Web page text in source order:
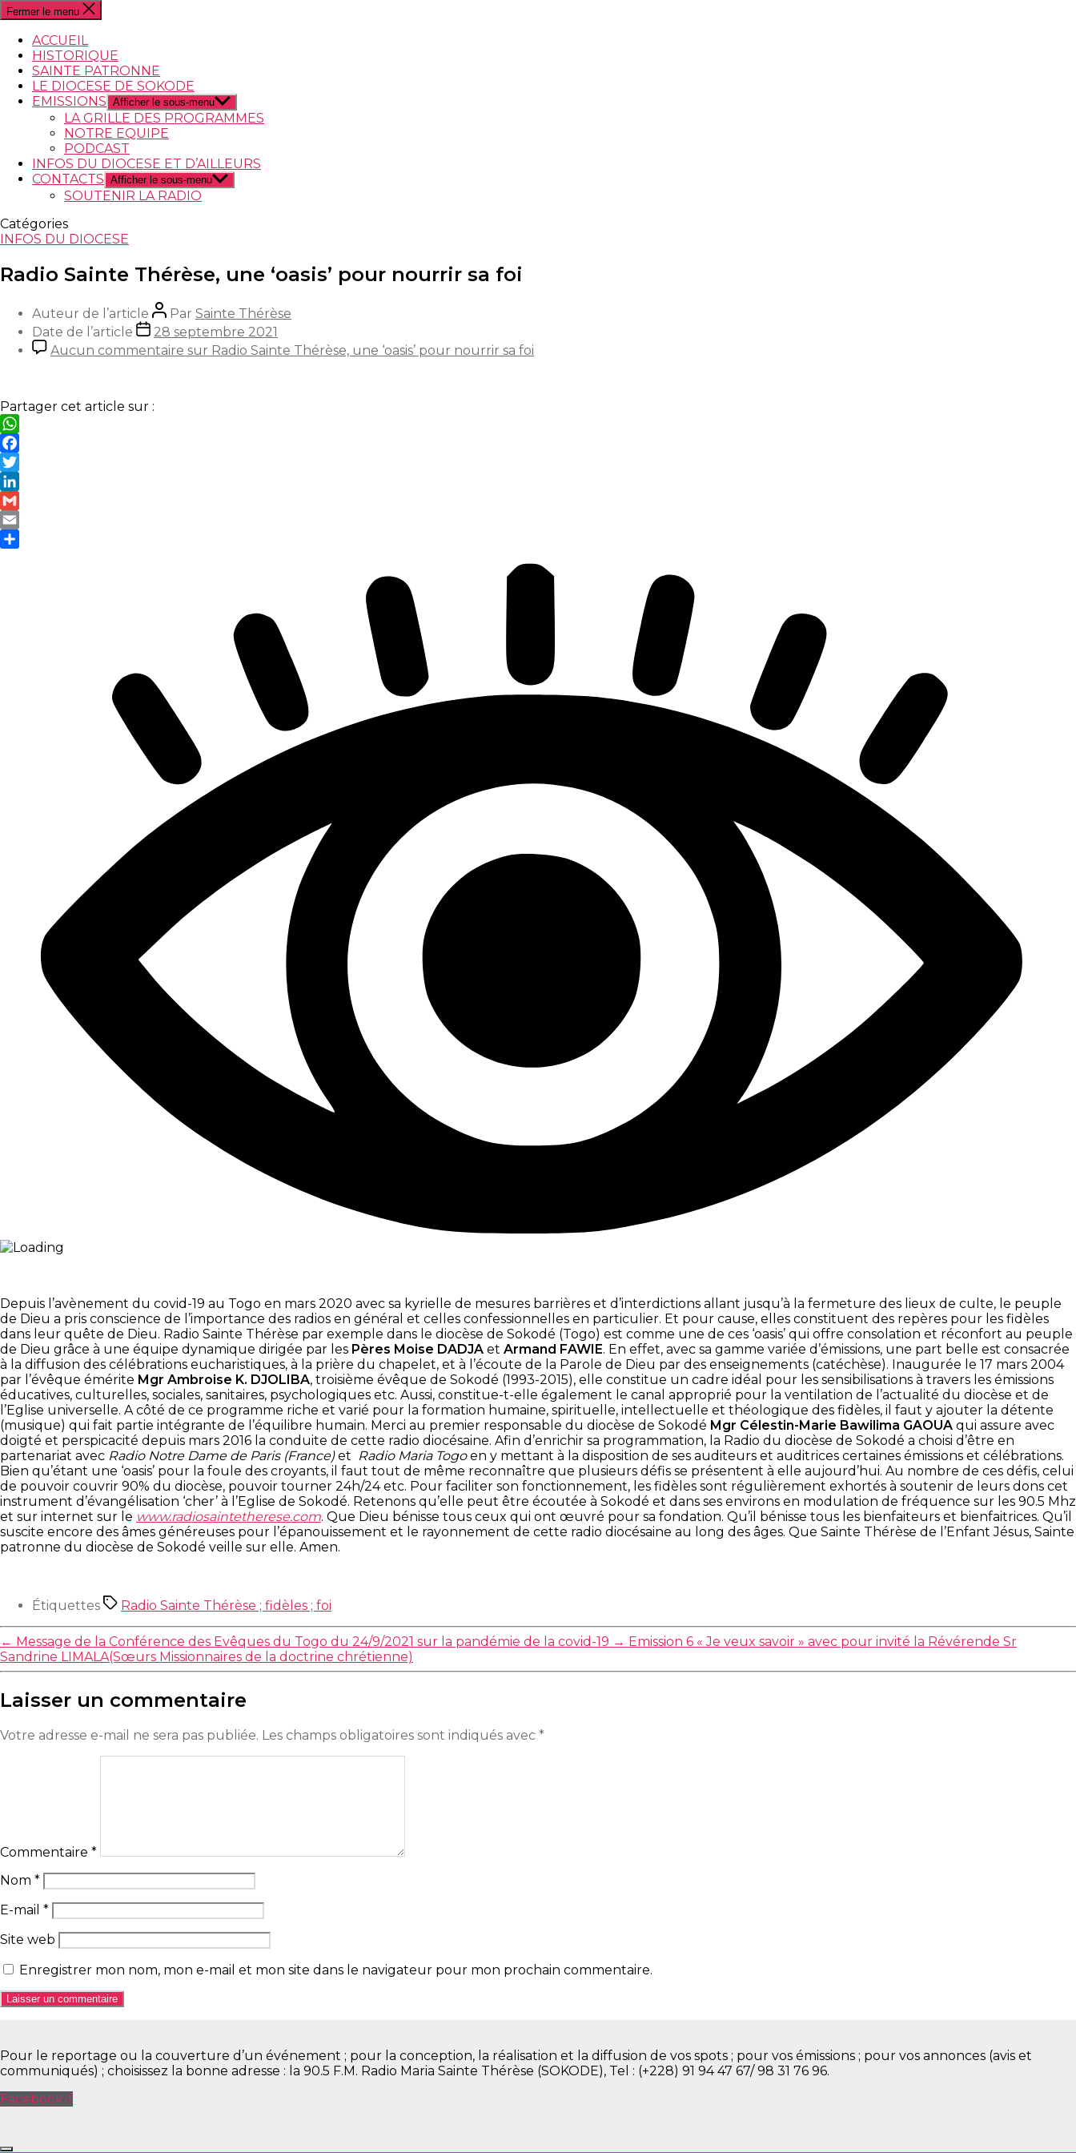
Fermer le menu
ACCUEIL
HISTORIQUE
SAINTE PATRONNE
LE DIOCESE DE SOKODE
EMISSIONS Afficher le sous-menu
LA GRILLE DES PROGRAMMES
NOTRE EQUIPE
PODCAST
INFOS DU DIOCESE ET D’AILLEURS
CONTACTS Afficher le sous-menu
SOUTENIR LA RADIO
Catégories
INFOS DU DIOCESE
Radio Sainte Thérèse, une ‘oasis’ pour nourrir sa foi
Auteur de l’article Par Sainte Thérèse
Date de l’article
28 septembre 2021
Aucun commentaire sur Radio Sainte Thérèse, une ‘oasis’ pour nourrir sa foi
Partager cet article sur :
WhatsApp
Facebook
Twitter
LinkedIn
Gmail
Email
Depuis l’avènement du covid-19 au Togo en mars 2020 avec sa kyrielle de mesures barrières et d’interdictions allant jusqu’à la fermeture des lieux de culte, le peuple
de Dieu a pris conscience de l’importance des radios en général et celles confessionnelles en particulier. Et pour cause, elles constituent des repères pour les fidèles
dans leur quête de Dieu. Radio Sainte Thérèse par exemple dans le diocèse de Sokodé (Togo) est comme une de ces ‘oasis’ qui offre consolation et réconfort au peuple
de Dieu grâce à une équipe dynamique dirigée par les Pères Moise DADJA et Armand FAWIE. En effet, avec sa gamme variée d’émissions, une part belle est consacrée
à la diffusion des célébrations eucharistiques, à la prière du chapelet, et à l’écoute de la Parole de Dieu par des enseignements (catéchèse). Inaugurée le 17 mars 2004
par l’évêque émérite Mgr Ambroise K. DJOLIBA, troisième évêque de Sokodé (1993-2015), elle constitue un cadre idéal pour les sensibilisations à travers les émissions
éducatives, culturelles, sociales, sanitaires, psychologiques etc. Aussi, constitue-t-elle également le canal approprié pour la ventilation de l’actualité du diocèse et de
l’Eglise universelle. A côté de ce programme riche et varié pour la formation humaine, spirituelle, intellectuelle et théologique des fidèles, il faut y ajouter la détente
(musique) qui fait partie intégrante de l’équilibre humain. Merci au premier responsable du diocèse de Sokodé Mgr Célestin-Marie Bawilima GAOUA qui assure avec
doigté et perspicacité depuis mars 2016 la conduite de cette radio diocésaine. Afin d’enrichir sa programmation, la Radio du diocèse de Sokodé a choisi d’être en
partenariat avec Radio Notre Dame de Paris (France)et Radio Maria Togoen y mettant à la disposition de ses auditeurs et auditrices certaines émissions et célébrations.
Bien qu’étant une ‘oasis’ pour la foule des croyants, il faut tout de même reconnaître que plusieurs défis se présentent à elle aujourd’hui. Au nombre de ces défis, celui
de pouvoir couvrir 90% du diocèse, pouvoir tourner 24h/24 etc. Pour faciliter son fonctionnement, les fidèles sont régulièrement exhortés à soutenir de leurs dons cet
instrument d’évangélisation ‘cher’ à l’Eglise de Sokodé. Retenons qu’elle peut être écoutée à Sokodé et dans ses environs en modulation de fréquence sur les 90.5 Mhz
et sur internet sur le www.radiosaintetherese.com. Que Dieu bénisse tous ceux qui ont œuvré pour sa fondation. Qu’il bénisse tous les bienfaiteurs et bienfaitrices. Qu’il
suscite encore des âmes généreuses pour l’épanouissement et le rayonnement de cette radio diocésaine au long des âges. Que Sainte Thérèse de l’Enfant Jésus, Sainte
patronne du diocèse de Sokodé veille sur elle. Amen.
Étiquettes Radio Sainte Thérèse ; fidèles ; foi
← Message de la Conférence des Evêques du Togo du 24/9/2021 sur la pandémie de la covid-19 → Emission 6 « Je veux savoir » avec pour invité la Révérende Sr
Sandrine LIMALA(Sœurs Missionnaires de la doctrine chrétienne)
Laisser un commentaire
Votre adresse e-mail ne sera pas publiée. Les champs obligatoires sont indiqués avec *
Commentaire *
Nom *
E-mail *
Site web
Enregistrer mon nom, mon e-mail et mon site dans le navigateur pour mon prochain commentaire.
Pour le reportage ou la couverture d’un événement ; pour la conception, la réalisation et la diffusion de vos spots ; pour vos émissions ; pour vos annonces (avis et
communiqués) ; choisissez la bonne adresse : la 90.5 F.M. Radio Maria Sainte Thérèse (SOKODE), Tel : (+228) 91 94 47 67/ 98 31 76 96.
Facebook-f